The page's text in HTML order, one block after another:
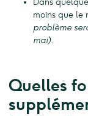
moins que le
problème
mai).
Quelles